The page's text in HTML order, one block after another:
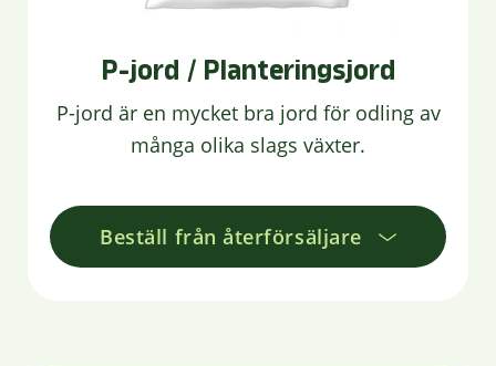
P-jord / Planteringsjord
P-jord är en mycket bra jord för odling av
många olika slags växter.
Beställ från återförsäljare